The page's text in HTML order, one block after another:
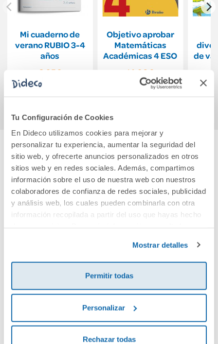
Tu Configuración de Cookies
En Dideco utilizamos cookies para mejorar y
personalizar tu experiencia, aumentar la seguridad del
sitio web, y ofrecerte anuncios personalizados en otros
sitios web y en redes sociales. Además, compartimos
información sobre el uso de nuestra web con nuestros
colaboradores de confianza de redes sociales, publicidad
y análisis web, los cuales pueden combinarla con otra
información recopilada a partir del uso que hayas hecho
Mostrar detalles
Permitir todas
Personalizar
Rechazar todas
Mi cuaderno de
verano RUBIO 3-4
años
6,95€
Objetivo aprobar
Matemáticas
Académicas 4 ESO
14,90€
Comprar
de
Cuéntanos tu opinión
¡Sé el primero en valorar este producto!
Envía tu opinión